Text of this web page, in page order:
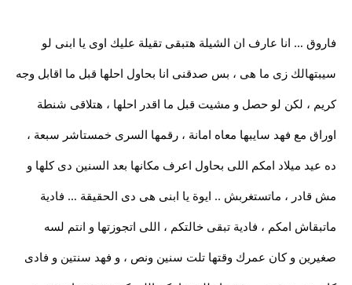
فاروق … انا عارف ان الشيلة هتبقى تقيلة عليك اوى يا ابنى لو
سيبتهالك زى ما هى ، بس صدقنى انا بحاول احلها قبل ما اقابل وجه
كريم ، لكن لو حصل و مشيت قبل ما اقدر احلها ، هتلاقى شنطة
اوراق مع فهد سايبها معاه امانة ، رقمها السرى خمستاشر سبعة ،
ده عيد ميلاد امكم اللى بحاول اعرف مكانها بعد السنين دى كلها و
مش قادر ، ماتستغربش .. ايوة يا ابنى هى دى الحقيقة … فادية
ماتبقاش امكم ، فادية تبقى خالتكم ، اللى اتجوزتها و انتم لسه
صغيرين و كان عمرك وقتها تلت سنين ونص ، و فهد سنتين و فادى